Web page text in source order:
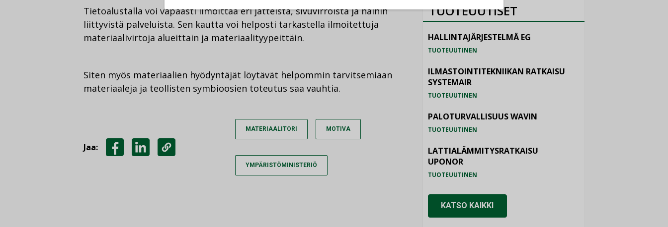
Tietoalustalla voi vapaasti ilmoittaa eri jätteistä, sivuvirroista ja näihin
liittyvistä palveluista. Sen kautta voi helposti tarkastella ilmoitettuja
materiaalivirtoja alueittain ja materiaalityypeittäin.
Siten myös materiaalien hyödyntäjät löytävät helpommin tarvitsemiaan
materiaaleja ja teollisten symbioosien toteutus saa vauhtia.
Jaa:
MATERIAALITORI MOTIVA
YMPÄRISTÖMINISTERIÖ
TUOTEUUTISET
HALLINTAJÄRJESTELMÄ EG
TUOTEUUTINEN
ILMASTOINTITEKNIIKAN RATKAISU
SYSTEMAIR
TUOTEUUTINEN
PALOTURVALLISUUS WAVIN
TUOTEUUTINEN
LATTIALÄMMITYSRATKAISU
UPONOR
TUOTEUUTINEN
KATSO KAIKKI